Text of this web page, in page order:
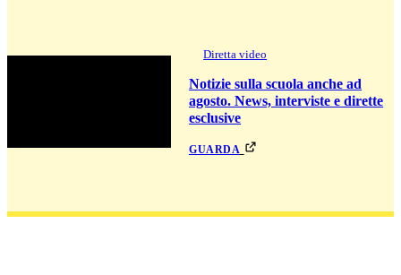
Diretta video
Notizie sulla scuola anche ad
agosto. News, interviste e dirette
esclusive
guarda